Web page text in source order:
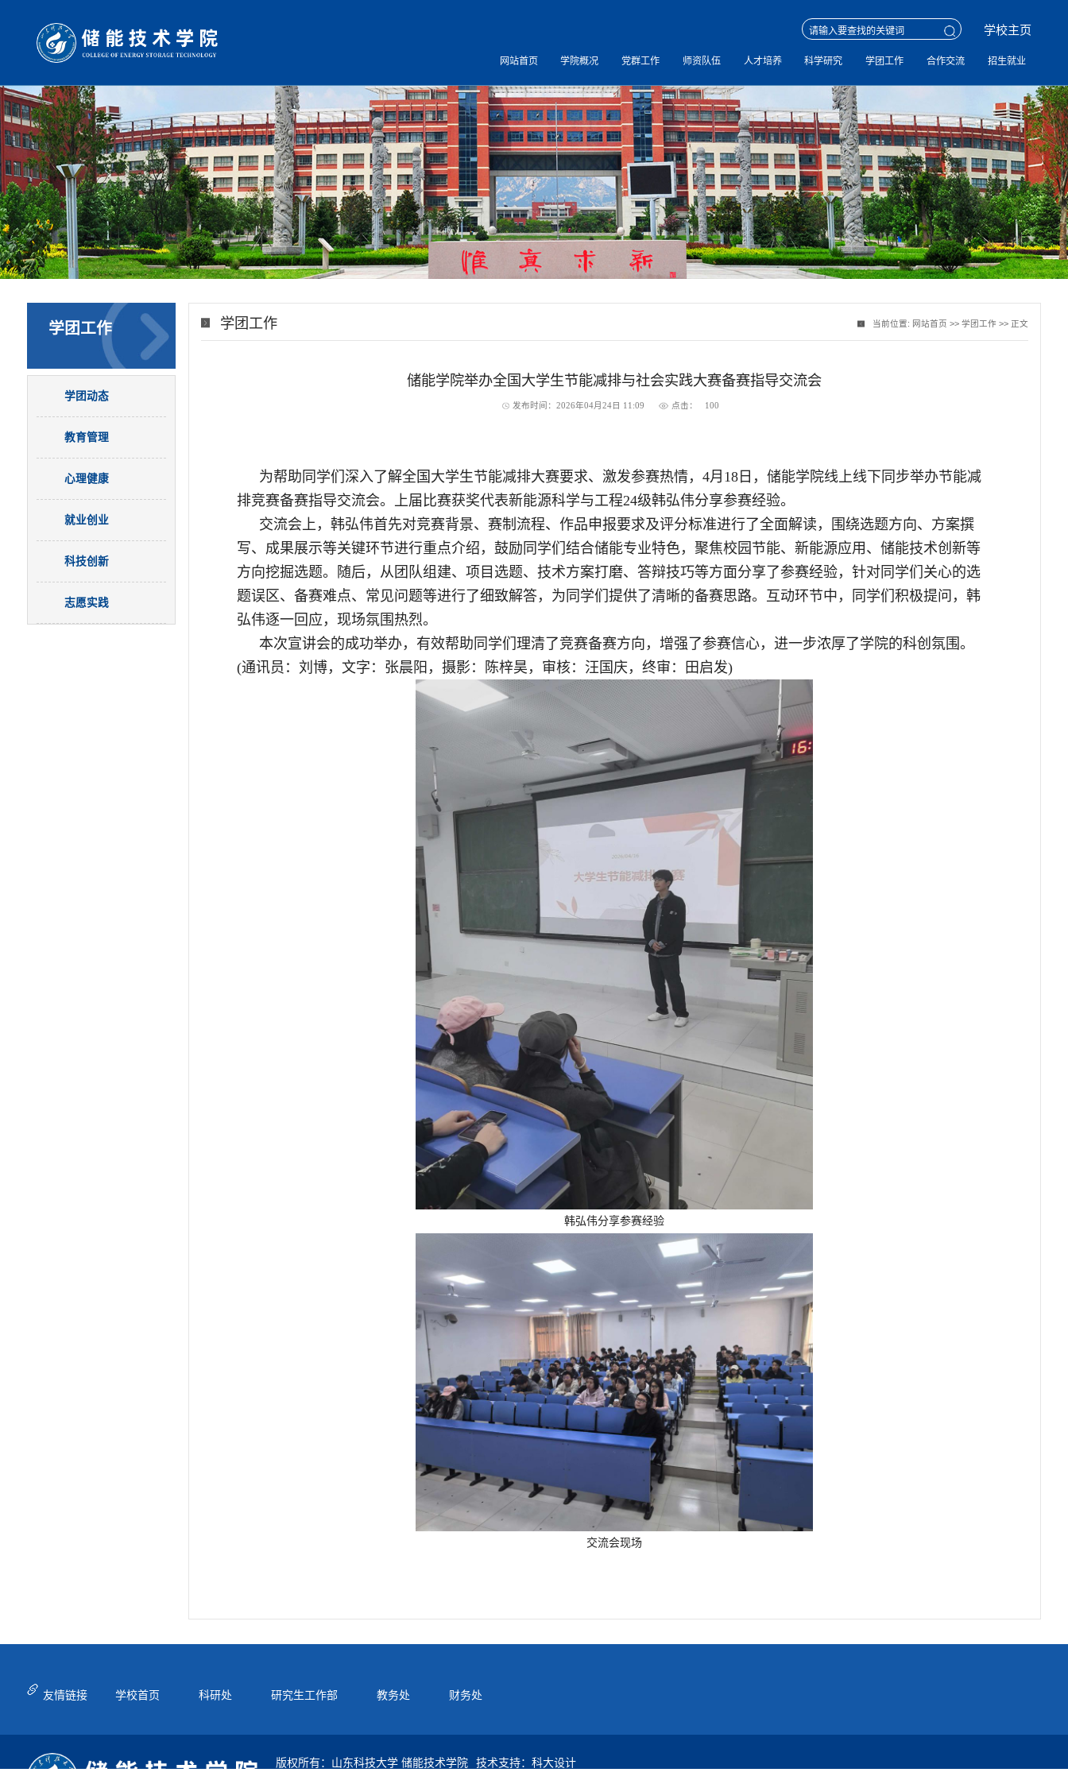
学校主页
网站首页 学院概况 党群工作 师资队伍 人才培养 科学研究 学团工作 合作交流 招生就业
学团工作
学团动态
教育管理
心理健康
就业创业
科技创新
志愿实践
学团工作 当前位置: 网站首页 >>学团工作 >> 正文
储能学院举办全国大学生节能减排与社会实践大赛备赛指导交流会
发布时间：2026年04月24日 11:09 点击： 100
为帮助同学们深入了解全国大学生节能减排大赛要求、激发参赛热情，4月18日，储能学院线上线下同步举办节能减
排竞赛备赛指导交流会。上届比赛获奖代表新能源科学与工程24级韩弘伟分享参赛经验。
交流会上，韩弘伟首先对竞赛背景、赛制流程、作品申报要求及评分标准进行了全面解读，围绕选题方向、方案撰
写、成果展示等关键环节进行重点介绍，鼓励同学们结合储能专业特色，聚焦校园节能、新能源应用、储能技术创新等
方向挖掘选题。随后，从团队组建、项目选题、技术方案打磨、答辩技巧等方面分享了参赛经验，针对同学们关心的选
题误区、备赛难点、常见问题等进行了细致解答，为同学们提供了清晰的备赛思路。互动环节中，同学们积极提问，韩
弘伟逐一回应，现场氛围热烈。
本次宣讲会的成功举办，有效帮助同学们理清了竞赛备赛方向，增强了参赛信心，进一步浓厚了学院的科创氛围。
(通讯员：刘博，文字：张晨阳，摄影：陈梓昊，审核：汪国庆，终审：田启发)
韩弘伟分享参赛经验
交流会现场
友情链接 学校首页 科研处 研究生工作部 教务处 财务处
版权所有：山东科技大学 储能技术学院
技术支持：科大设计